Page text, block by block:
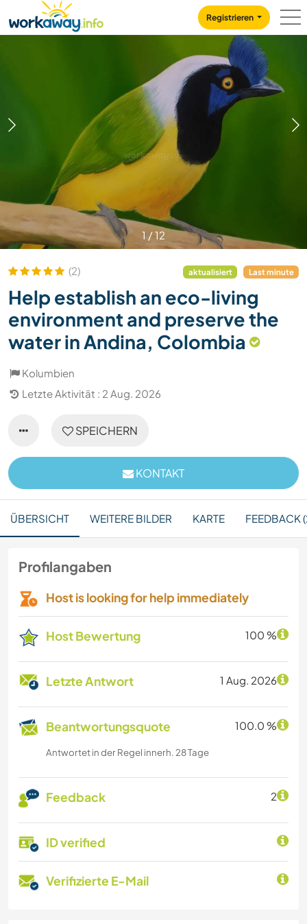
CONTENT
MAIN NAVIGATION
Registrieren
1 /12
(2) aktualisiert Last minute
Help establish an eco-living
environment and preserve the
water in Andina, Colombia
Kolumbien
Letzte Aktivität : 2 Aug. 2026
SPEICHERN
KONTAKT
ÜBERSICHT WEITERE BILDER KARTE FEEDBACK
Profilangaben
Host is looking for help immediately
Host Bewertung 100 %
Letzte Antwort 1 Aug. 2026
Beantwortungsquote 100.0 %
Antwortet in der Regel innerh. 28 Tage
Feedback 2
ID verified
Verifizierte E-Mail